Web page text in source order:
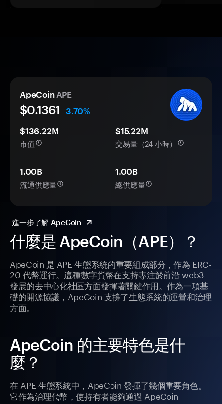
什麼是 ApeCoin（APE）？
ApeCoin 是 APE 生態系統的重要組成部分，作為 ERC-
20 代幣運行。這種數字貨幣在支持專注於前沿 web3
發展的去中心化社區方面發揮著關鍵作用。作為一項基
礎的開源協議，ApeCoin 支撐了生態系統的運營和治理
方面。
ApeCoin 的主要特色是什
麼？
在 APE 生態系統中，ApeCoin 發揮了幾個重要角色。
它作為治理代幣，使持有者能夠通過 ApeCoin
ApeCoin APE
$0.1361
3.70%
$136.22M
市值
$15.22M
交易量（24 小時）
1.00B
流通供應量
1.00B
總供應量
進一步了解 ApeCoin